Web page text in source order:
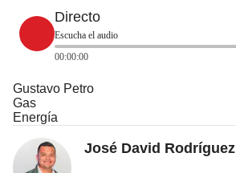
Directo
Escucha el audio
00:00:00
Gustavo Petro
Gas
Energía
José David Rodríguez